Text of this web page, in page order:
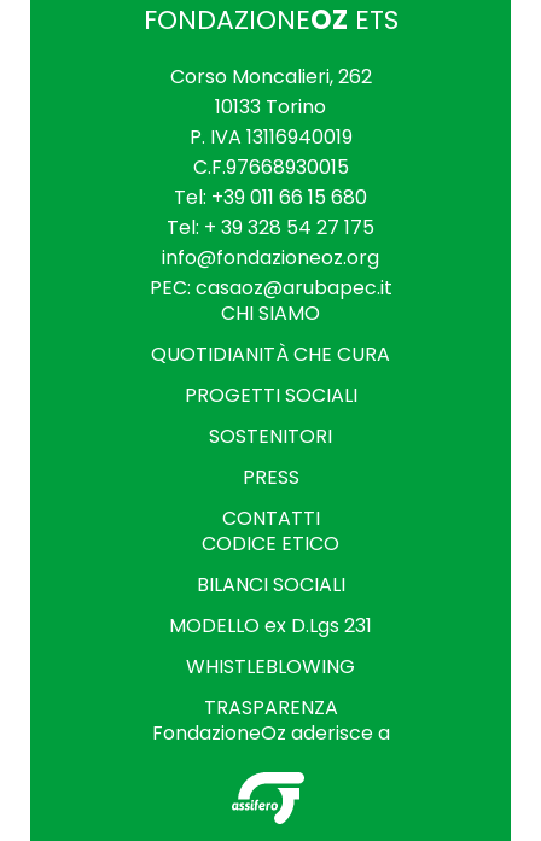
FONDAZIONEOZ ETS
Corso Moncalieri, 262
10133 Torino
P. IVA 1311694­0019
C.F.97668930015
Tel: +39 011 66 15 680
Tel: + 39 328 54 27 175
info@fondazioneoz.org
PEC: casaoz@arubapec.it
FondazioneOz aderisce a
CHI SIAMO
QUOTIDIANITÀ CHE CURA
PROGETTI SOCIALI
SOSTENITORI
PRESS
CONTATTI
CODICE ETICO
BILANCI SOCIALI
MODELLO ex D.Lgs 231
WHISTLEBLOWING
TRASPARENZA